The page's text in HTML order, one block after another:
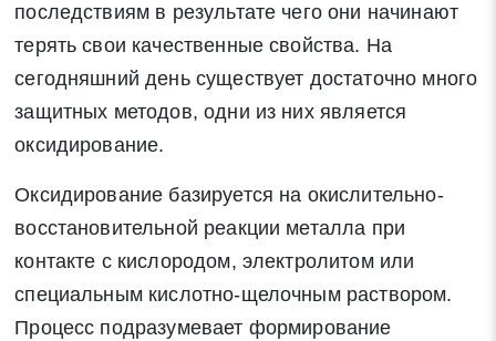
последствиям в результате чего они начинают
терять свои качественные свойства. На
сегодняшний день существует достаточно много
защитных методов, одни из них является
оксидирование.
Оксидирование базируется на окислительно-
восстановительной реакции металла при
контакте с кислородом, электролитом или
специальным кислотно-щелочным раствором.
Процесс подразумевает формирование